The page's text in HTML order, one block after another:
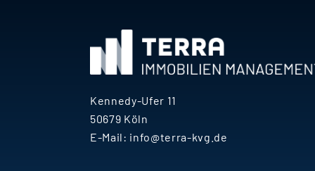
Kennedy-Ufer 11
50679 Köln
E-Mail: info@terra-kvg.de